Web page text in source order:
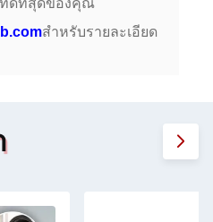
ที่ดีที่สุดของคุณ
สําหรับรายละเอียด